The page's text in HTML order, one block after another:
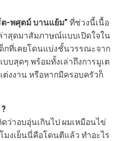
ต-พศุตม์ บานแย้ม” ที่ช่วงนี้เนื้อ
าสุดมาสัมภาษณ์แบบเปิดใจใน
ด็กที่เคยโดนแบ่งชั้นวรรณะจาก
บสุดๆ พร้อมทั้งเล่าถึงการมูเต
ต่งงาน หรือหากมีครอบครัวก็
ว่าอบอุ่นเกินไป ผมเหมือนไข่
มงเย็นนี่คือโดนตีแล้ว ทำอะไร